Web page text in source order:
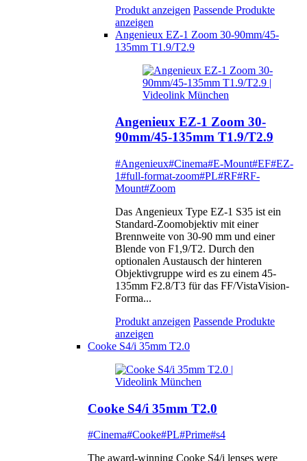
Produkt anzeigen Passende Produkte
anzeigen
Angenieux EZ-1 Zoom 30-90mm/45-
135mm T1.9/T2.9
Angenieux EZ-1 Zoom 30-
90mm/45-135mm T1.9/T2.9
#Angenieux#Cinema#E-Mount#EF#EZ-
1#full-format-zoom#PL#RF#RF-
Mount#Zoom
Das Angenieux Type EZ-1 S35 ist ein
Standard-Zoomobjektiv mit einer
Brennweite von 30-90 mm und einer
Blende von F1,9/T2. Durch den
optionalen Austausch der hinteren
Objektivgruppe wird es zu einem 45-
135mm F2.8/T3 für das FF/VistaVision-
Forma...
Produkt anzeigen Passende Produkte
anzeigen
Cooke S4/i 35mm T2.0
Cooke S4/i 35mm T2.0
#Cinema#Cooke#PL#Prime#s4
The award-winning Cooke S4/i lenses were